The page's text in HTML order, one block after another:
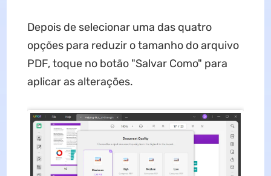
Depois de selecionar uma das quatro
opções para reduzir o tamanho do arquivo
PDF, toque no botão "Salvar Como" para
aplicar as alterações.